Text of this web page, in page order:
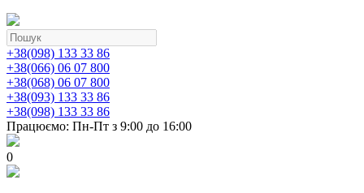
+38(098) 133 33 86
+38(066) 06 07 800
+38(068) 06 07 800
+38(093) 133 33 86
+38(098) 133 33 86
Працюємо: Пн-Пт з 9:00 до 16:00
0